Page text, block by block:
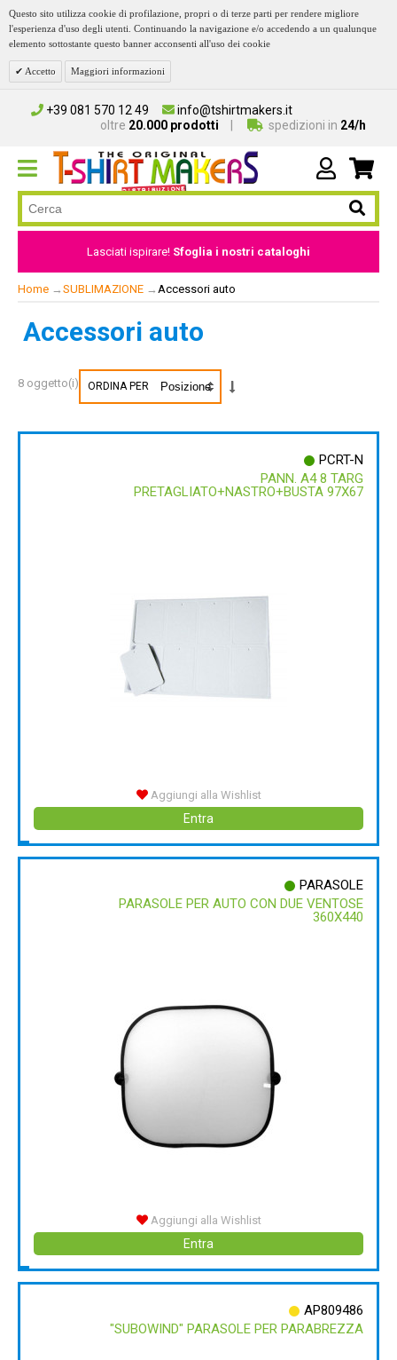
Questo sito utilizza cookie di profilazione, propri o di terze parti per rendere migliore
l'esperienza d'uso degli utenti. Continuando la navigazione e/o accedendo a un qualunque
elemento sottostante questo banner acconsenti all'uso dei cookie
Accetto Maggiori informazioni
+39 081 570 12 49
info@tshirtmakers.it
oltre 20.000 prodotti spedizioni in 24/h
Lasciati ispirare! Sfoglia i nostri cataloghi
Home → SUBLIMAZIONE → Accessori auto
Accessori auto
8 oggetto(i) ORDINA PER
PCRT-N
PANN. A4 8 TARG
PRETAGLIATO+NASTRO+BUSTA 97X67
Aggiungi alla Wishlist
Entra
PARASOLE
PARASOLE PER AUTO CON DUE VENTOSE
360X440
Aggiungi alla Wishlist
Entra
AP809486
"SUBOWIND" PARASOLE PER PARABREZZA